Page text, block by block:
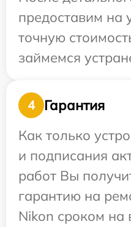
предоставим на
точную
займемся
4
Гарантия
Как только
и подписания
работ Вы
гарантию на
Nikon сроком на